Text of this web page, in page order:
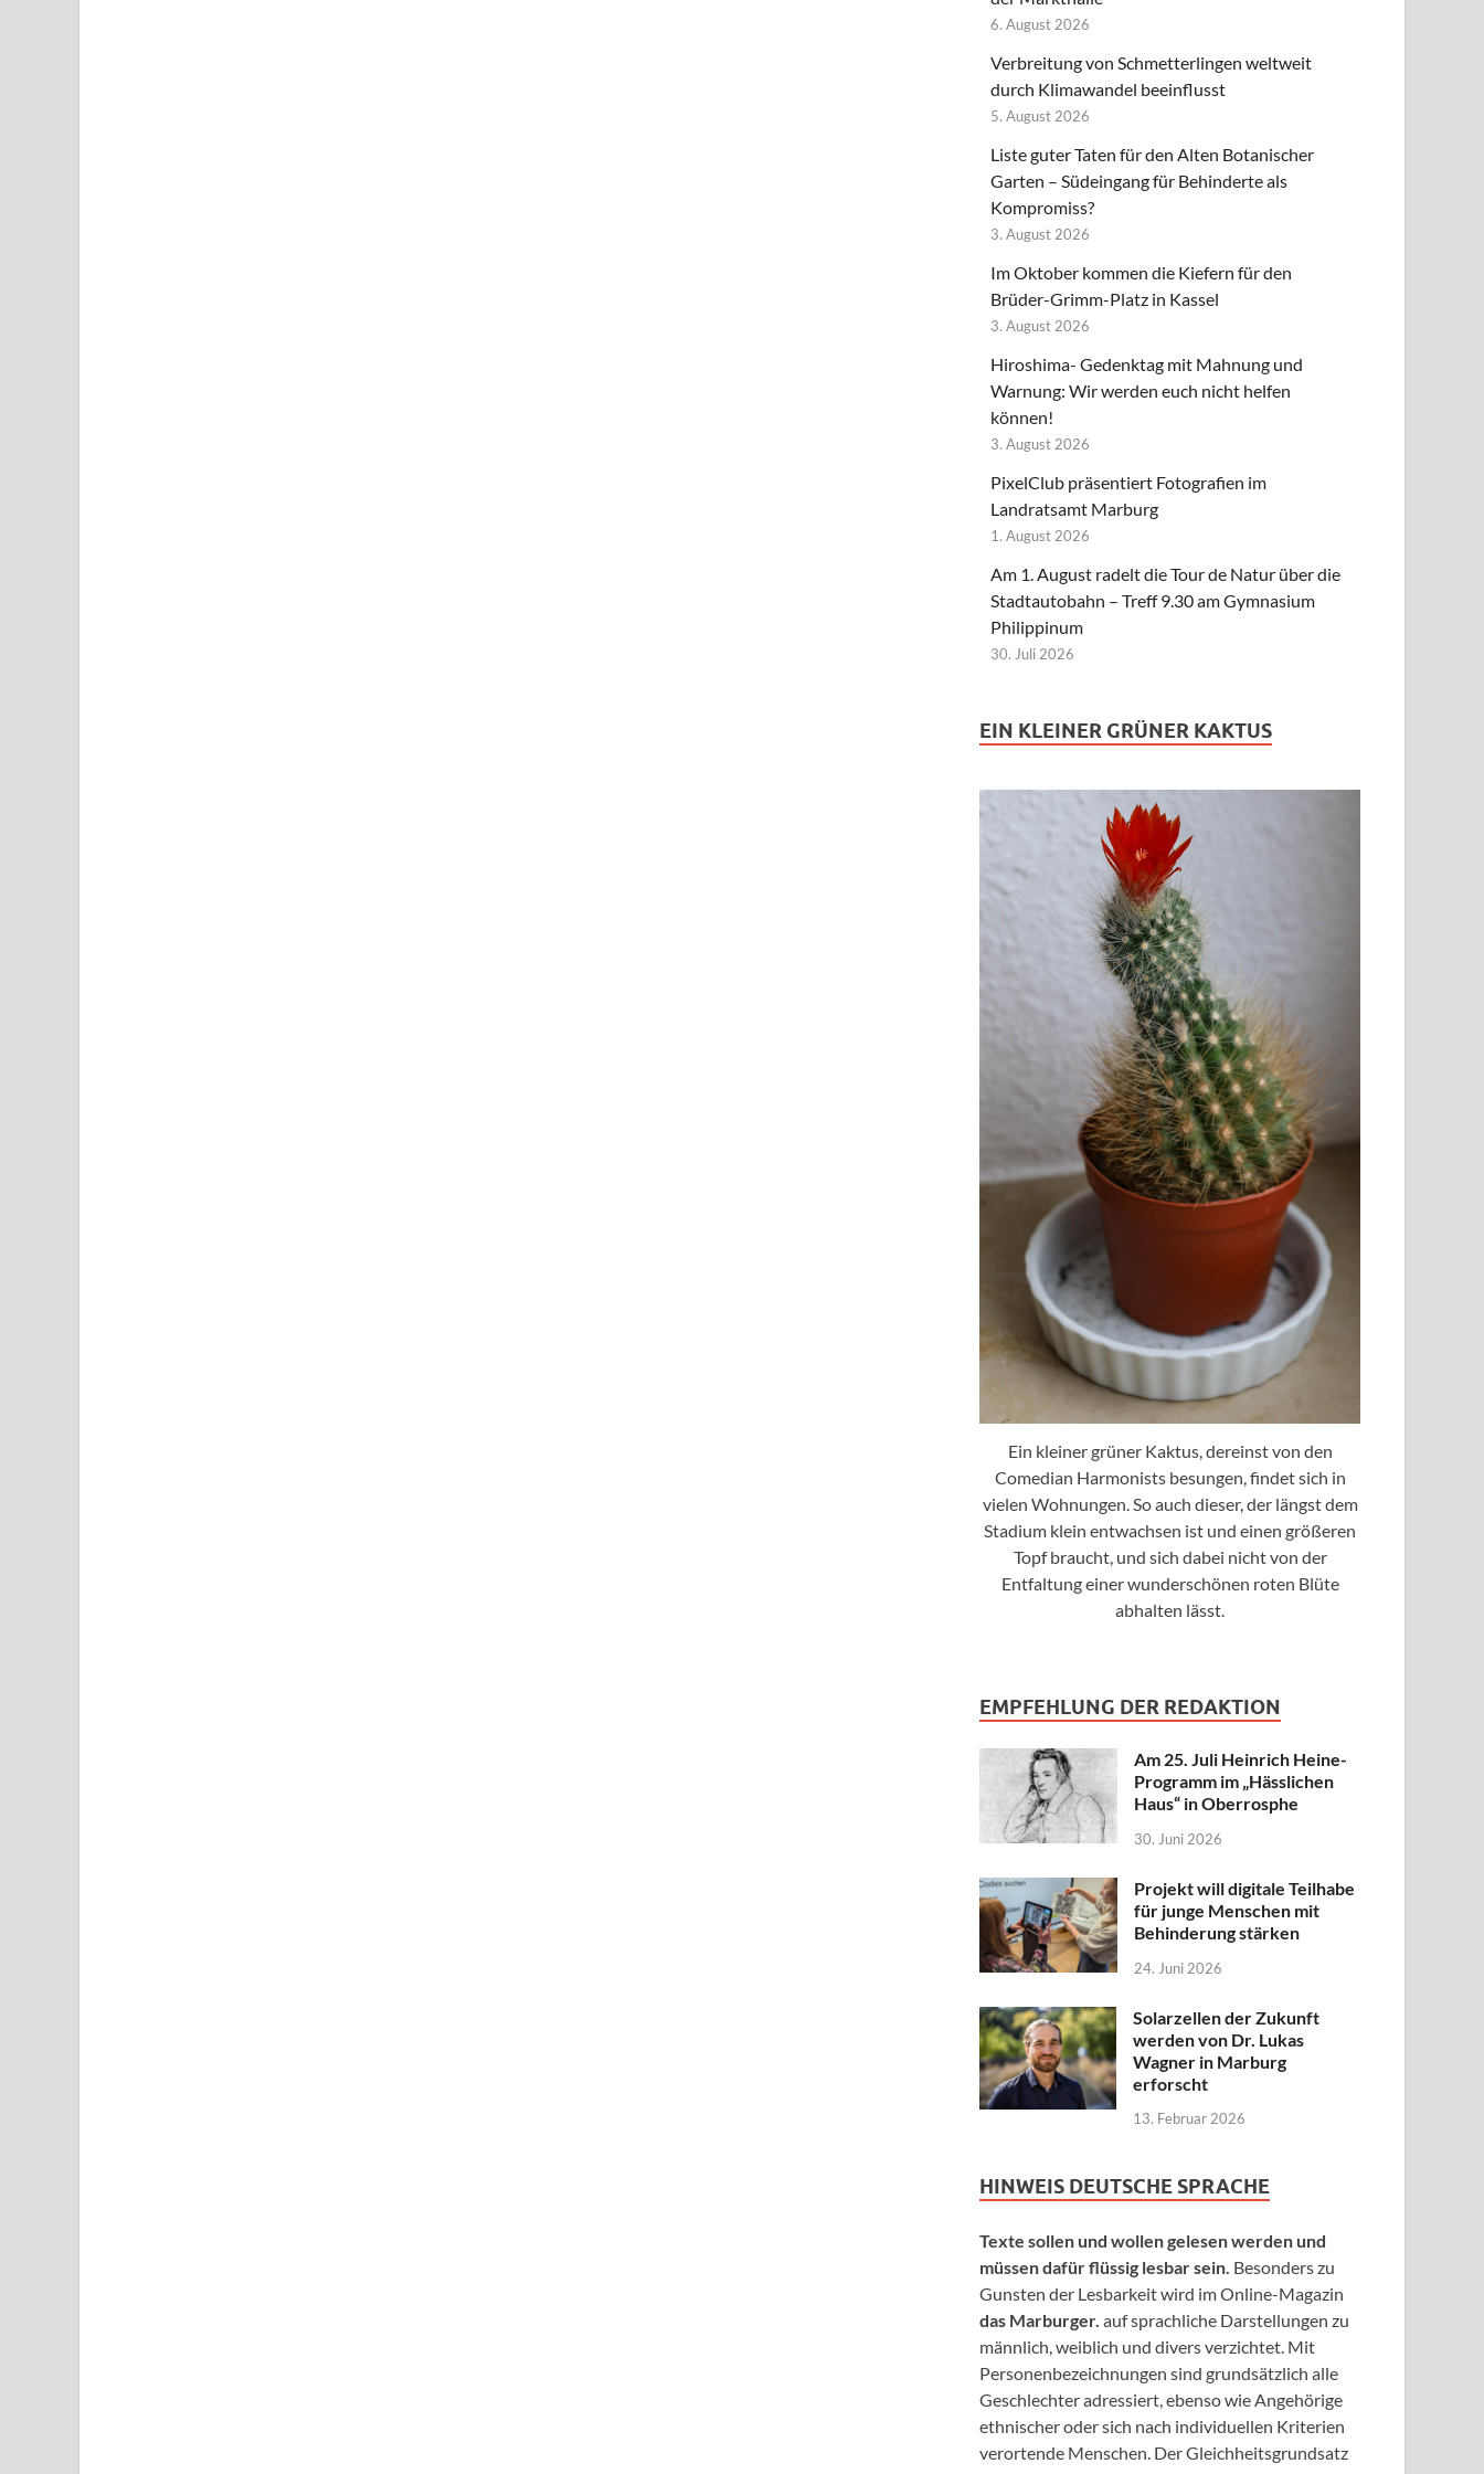
6. August 2026
Verbreitung von Schmetterlingen weltweit
durch Klimawandel beeinflusst
5. August 2026
Liste guter Taten für den Alten Botanischer
Garten – Südeingang für Behinderte als
Kompromiss?
3. August 2026
Im Oktober kommen die Kiefern für den
Brüder-Grimm-Platz in Kassel
3. August 2026
Hiroshima- Gedenktag mit Mahnung und
Warnung: Wir werden euch nicht helfen
können!
3. August 2026
PixelClub präsentiert Fotografien im
Landratsamt Marburg
1. August 2026
Am 1. August radelt die Tour de Natur über die
Stadtautobahn – Treff 9.30 am Gymnasium
Philippinum
30. Juli 2026
EIN KLEINER GRÜNER KAKTUS
Ein kleiner grüner Kaktus, dereinst von den
Comedian Harmonists besungen, findet sich in
vielen Wohnungen. So auch dieser, der längst dem
Stadium klein entwachsen ist und einen größeren
Topf braucht, und sich dabei nicht von der
Entfaltung einer wunderschönen roten Blüte
abhalten lässt.
EMPFEHLUNG DER REDAKTION
Am 25. Juli Heinrich Heine-
Programm im „Hässlichen
Haus“ in Oberrosphe
30. Juni 2026
Projekt will digitale Teilhabe
für junge Menschen mit
Behinderung stärken
24. Juni 2026
Solarzellen der Zukunft
werden von Dr. Lukas
Wagner in Marburg
erforscht
13. Februar 2026
HINWEIS DEUTSCHE SPRACHE
Texte sollen und wollen gelesen werden und
müssen dafür flüssig lesbar sein. Besonders zu
Gunsten der Lesbarkeit wird im Online-Magazin
das Marburger. auf sprachliche Darstellungen zu
männlich, weiblich und divers verzichtet. Mit
Personenbezeichnungen sind grundsätzlich alle
Geschlechter adressiert, ebenso wie Angehörige
ethnischer oder sich nach individuellen Kriterien
verortende Menschen. Der Gleichheitsgrundsatz